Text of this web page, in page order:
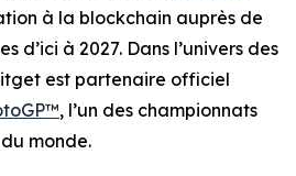
à la blockchain auprès de
d’ici à 2027. Dans l’univers des
est partenaire officiel
, l’un des championnats
monde.